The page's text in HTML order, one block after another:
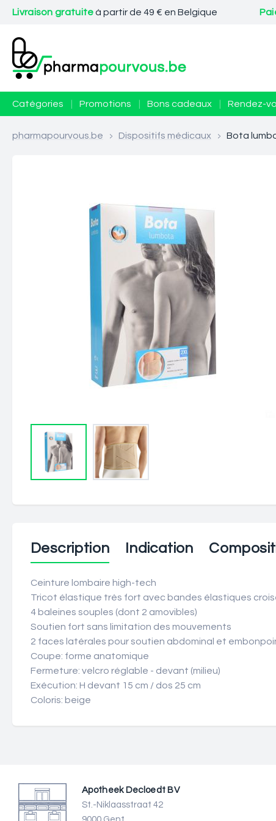
Livraison gratuiteà partir de 49 € en Belgique
Catégories Promotions Bons cadeaux Rendez-
pharmapourvous.be > Dispositifs médicaux > Bota
Description Indication
Ceinture lombaire high-tech
Tricot élastique très fort avec bandes élastiques
4 baleines souples (dont 2 amovibles)
Soutien fort sans limitation des mouvements
2 faces latérales pour soutien abdominal et
Coupe: forme anatomique
Fermeture: velcro réglable - devant (milieu)
Exécution: H devant 15 cm / dos 25 cm
Coloris: beige
Apotheek Decloedt BV
St.-Niklaasstraat 42